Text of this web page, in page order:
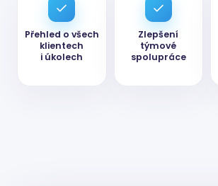
Přehled o všech
klientech
i úkolech
Zlepšení
týmové
spolupráce